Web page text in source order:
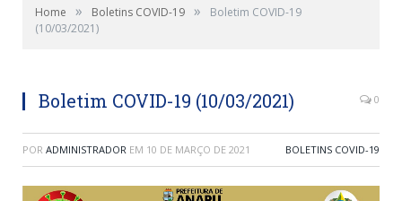
Home » Boletins COVID-19 »
Boletim COVID-19
(10/03/2021)
Boletim COVID-19 (10/03/2021) 0
POR ADMINISTRADOR EM 10 DE MARÇO DE 2021 BOLETINS COVID-19